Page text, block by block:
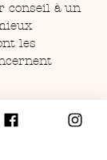
conseil à un
les
des
sur la